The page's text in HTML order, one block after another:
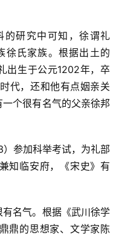
研究中可知，徐谓礼
徐氏家族。根据出土的
出生于公元1202年，卒
代，还和他有点姻亲关
个很有名气的父亲徐邦
参加科举考试，为礼部
知临安府，《宋史》有
名气。根据《武川徐学
鼎的思想家、文学家陈